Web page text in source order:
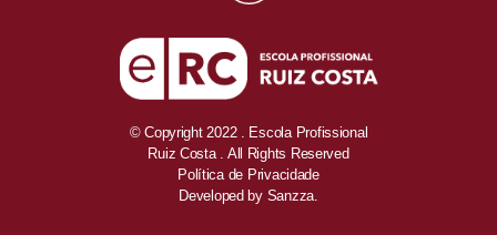
© Copyright 2022 . Escola Profissional
Ruiz Costa . All Rights Reserved
Política de Privacidade
Developed by Sanzza.